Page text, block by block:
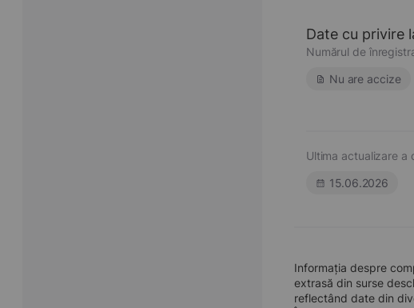
Date cu privire
Numărul de
Nu are accize
Ultima actualizare a
15.06.2026
Informația despre
extrasă din surse
reflectând date din